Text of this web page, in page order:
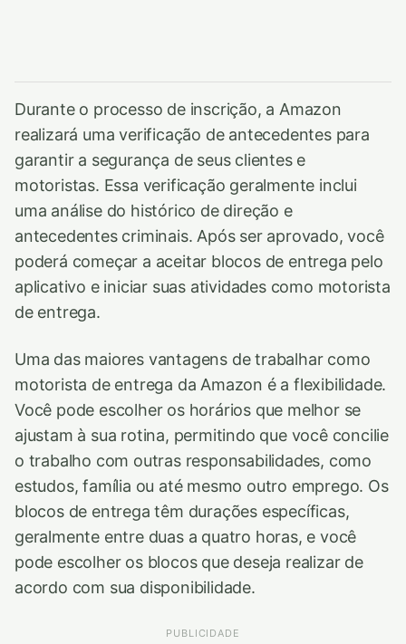
Durante o processo de inscrição, a Amazon
realizará uma verificação de antecedentes para
garantir a segurança de seus clientes e
motoristas. Essa verificação geralmente inclui
uma análise do histórico de direção e
antecedentes criminais. Após ser aprovado, você
poderá começar a aceitar blocos de entrega pelo
aplicativo e iniciar suas atividades como motorista
de entrega.
Uma das maiores vantagens de trabalhar como
motorista de entrega da Amazon é a flexibilidade.
Você pode escolher os horários que melhor se
ajustam à sua rotina, permitindo que você concilie
o trabalho com outras responsabilidades, como
estudos, família ou até mesmo outro emprego. Os
blocos de entrega têm durações específicas,
geralmente entre duas a quatro horas, e você
pode escolher os blocos que deseja realizar de
acordo com sua disponibilidade.
PUBLICIDADE